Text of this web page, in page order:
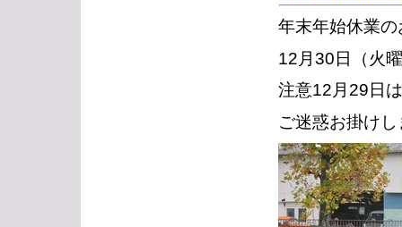
年末年始休業
12月30日（火
注意12月29日
ご迷惑お掛け